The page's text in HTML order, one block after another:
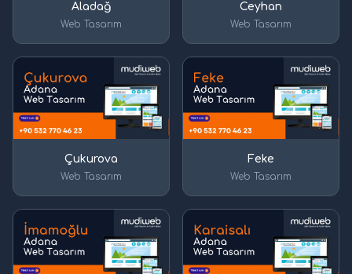
Aladağ
Web Tasarım
Ceyhan
Web Tasarım
Çukurova
Web Tasarım
Feke
Web Tasarım